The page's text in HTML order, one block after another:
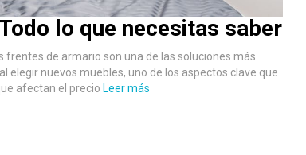
lo que necesitas saber
de armario son una de las soluciones más
elegir nuevos muebles, uno de los aspectos clave que
afectan el precio Leer más